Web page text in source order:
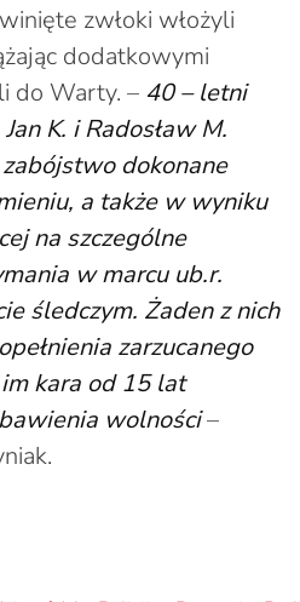
zwłoki włożyli
dodatkowymi
do Warty. – 40 – letni
K. i Radosław M.
dokonane
a także w wyniku
na szczególne
w marcu ub.r.
śledczym. Żaden z nich
zarzucanego
kara od 15 lat
wolności–